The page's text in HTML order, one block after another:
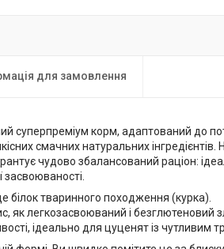
для замовлення
суперпреміум корм, адаптований до
смачних натуральних інгредієнтів.
чудово збалансований раціон:
засвоюваності.
білок тваринного походження (курка).
як легкозасвоюваний і безглютеновий
ідеально для цуценят із чутливим